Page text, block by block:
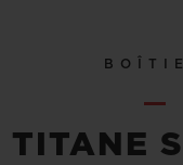
TITANE